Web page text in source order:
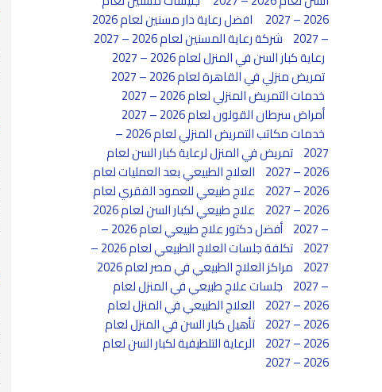
2026 – 2027
افضل رعاية دار مسنين لعام 2026
– 2027
شركة رعاية المسنين لعام 2026 – 2027
رعاية كبار السن في المنزل لعام 2026 – 2027
تمريض منزلي في القاهرة لعام 2026 – 2027
خدمات التمريض المنزلي لعام 2026 – 2027
أمراض سرطان القولون لعام 2026 – 2027
خدمات مكاتب التمريض المنزلي لعام 2026 –
2027 تمريض في المنزل لرعاية كبار السن لعام
2026 – 2027
العلاج الطبيعي بعد العمليات لعام
2026 – 2027
علاج طبيعي للعمود الفقري لعام
2026 – 2027
علاج طبيعي لكبار السن لعام 2026
– 2027
أفضل دكتور علاج طبيعي لعام 2026 –
2027
تكلفة جلسات العلاج الطبيعي لعام 2026 –
2027
مراكز العلاج الطبيعي في مصر لعام 2026
– 2027
جلسات علاج طبيعي في المنزل لعام
2026 – 2027
العلاج الطبيعي في المنزل لعام
2026 – 2027
تأهيل كبار السن في المنزل لعام
2026 – 2027
الرعاية التلطيفية لكبار السن لعام
2026 – 2027